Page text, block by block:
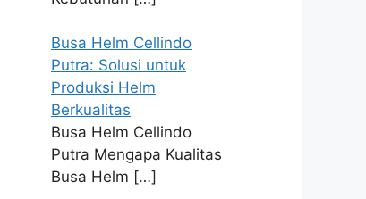
Busa Helm Cellindo
Putra: Solusi untuk
Produksi Helm
Berkualitas
Busa Helm Cellindo
Putra Mengapa Kualitas
Busa Helm […]